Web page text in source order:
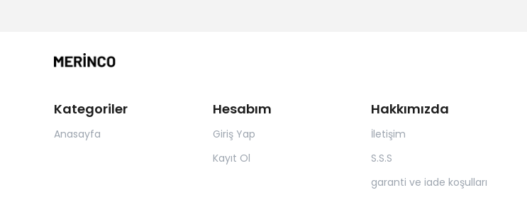
Kategoriler
Anasayfa
Hesabım
Giriş Yap
Kayıt Ol
Hakkımızda
İletişim
S.S.S
garanti ve iade koşulları